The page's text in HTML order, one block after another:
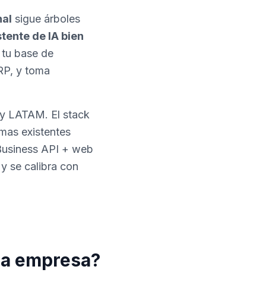
sigue árboles
de IA bien
base de
y toma
LATAM. El stack
existentes
API + web
se calibra con
empresa?